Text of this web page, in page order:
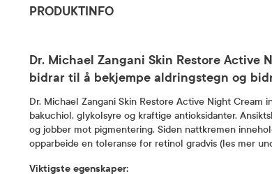
PRODUKTINFO
Dr. Michael Zangani Skin Restore Active
bidrar til å bekjempe aldringstegn og
Dr. Michael Zangani Skin Restore Active Night Cream
bakuchiol, glykolsyre og kraftige antioksidanter.
og jobber mot pigmentering. Siden nattkremen
opparbeide en toleranse for retinol gradvis (les mer
Viktigste egenskaper: